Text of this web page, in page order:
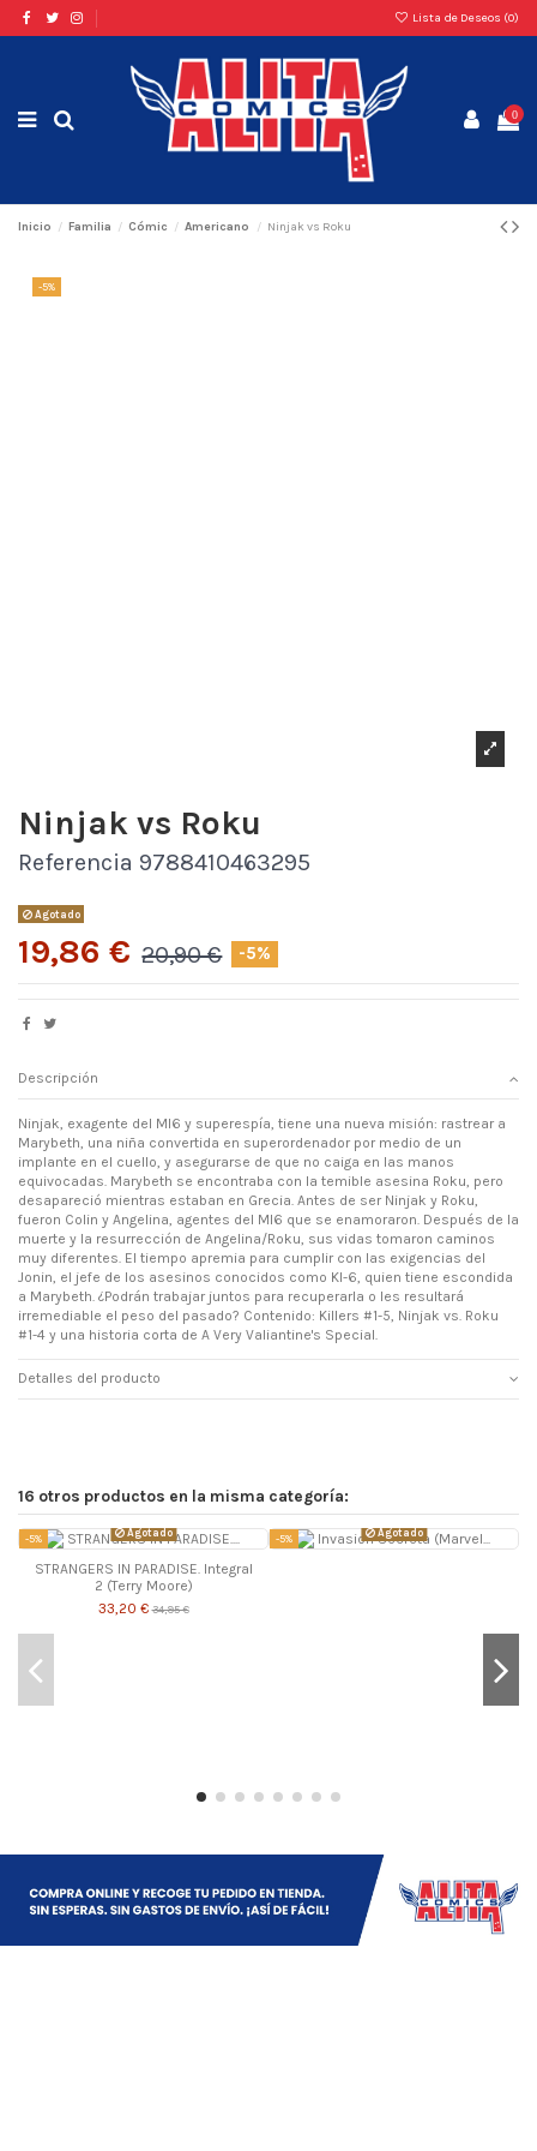
Lista de Deseos (0)
0
Inicio Familia Cómic Americano Ninjak vs Roku
-5%
Ninjak vs Roku
Referencia 9788410463295
Agotado
19,86 € 20,90 € -5%
Descripción
Ninjak, exagente del MI6 y superespía, tiene una nueva misión: rastrear a
Marybeth, una niña convertida en superordenador por medio de un
implante en el cuello, y asegurarse de que no caiga en las manos
equivocadas. Marybeth se encontraba con la temible asesina Roku, pero
desapareció mientras estaban en Grecia. Antes de ser Ninjak y Roku,
fueron Colin y Angelina, agentes del MI6 que se enamoraron. Después de la
muerte y la resurrección de Angelina/Roku, sus vidas tomaron caminos
muy diferentes. El tiempo apremia para cumplir con las exigencias del
Jonin, el jefe de los asesinos conocidos como KI-6, quien tiene escondida
a Marybeth. ¿Podrán trabajar juntos para recuperarla o les resultará
irremediable el peso del pasado? Contenido: Killers #1-5, Ninjak vs. Roku
#1-4 y una historia corta de A Very Valiantine's Special.
Detalles del producto
16 otros productos en la misma categoría:
-5% Agotado
STRANGERS IN PARADISE. Integral
2 (Terry Moore)
33,20 €34,95 €
-5% Agotado